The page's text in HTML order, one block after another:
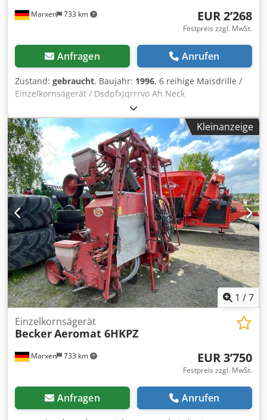
Marxen 733 km EUR 2’268
Festpreis zzgl. MwSt.
Anfragen Anrufen
Zustand: gebraucht, Baujahr: 1996, 6 reihige Maisdrille /
Einzelkornsägerät / Dsdpfxjqrrrvo Ah Neck
Kleinanzeige
1 /7
Marxen 733 km
Einzelkornsägerät
BeckerAeromat 6HKPZ
EUR 3’750
Festpreis zzgl. MwSt.
Anfragen Anrufen